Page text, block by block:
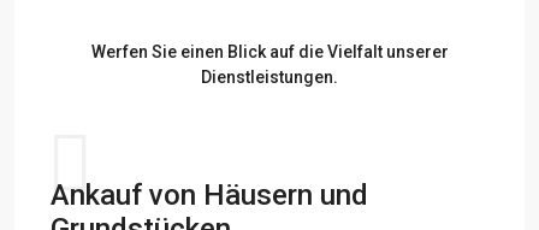
Werfen Sie einen Blick auf die Vielfalt unserer
Dienstleistungen.
Ankauf von Häusern und